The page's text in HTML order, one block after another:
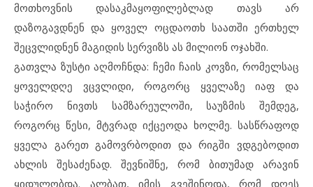
მოთხოვნის დასაკმაყოფილებლად თავს არ
დაზოგავდნენ და ყოველ ოცდაოთხ საათში ერთხელ
შეცვლიდნენ მაგიდის სერვიზს ას მილიონ ოჯახში.
გათვლა ზუსტი აღმოჩნდა: ჩემი ჩაის კოვზი, რომელსაც
ყოველდღე ვცვლიდი, როგორც ყველაზე იაფ და
საჭირო ნივთს სამზარეულოში, საუზმის შემდეგ,
როგორც წესი, მტვრად იქცეოდა ხოლმე. სასწრაფოდ
ყველა გარეთ გამოვრბოდით და რიგში ვდგებოდით
ახლის შესაძენად. შევნიშნე, რომ ბითუმად არავინ
ყიდულობდა. ალბათ, იმის გვეშინოდა, რომ დღეს